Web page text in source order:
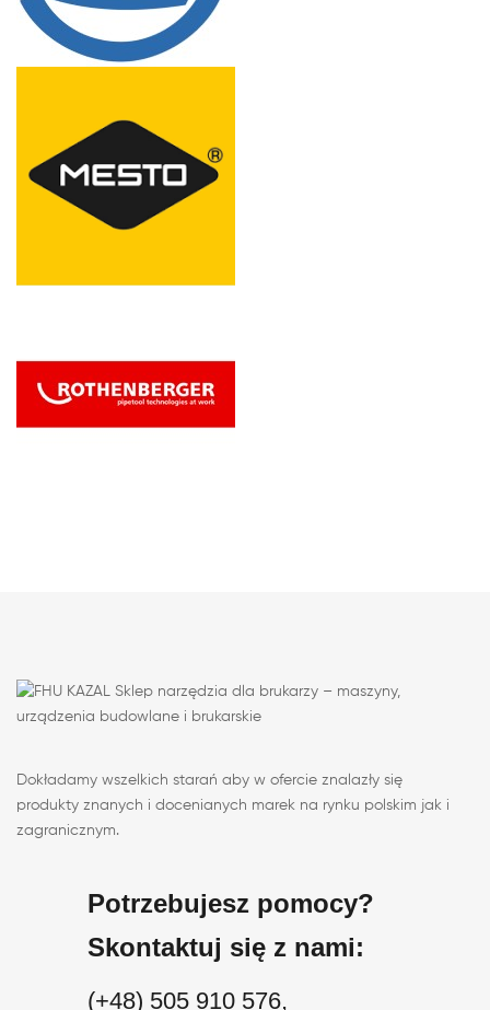
Dokładamy wszelkich starań aby w ofercie znalazły się
produkty znanych i docenianych marek na rynku polskim jak i
zagranicznym.
Potrzebujesz pomocy?
Skontaktuj się z nami:
(+48) 505 910 576,